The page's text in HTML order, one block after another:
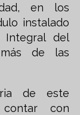
en los
instalado
Integral del
de las
de este
con